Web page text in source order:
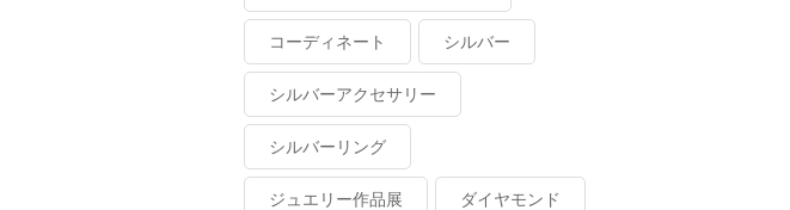
コーディネート シルバー
シルバーアクセサリー
シルバーリング
ジュエリー作品展 ダイヤモンド